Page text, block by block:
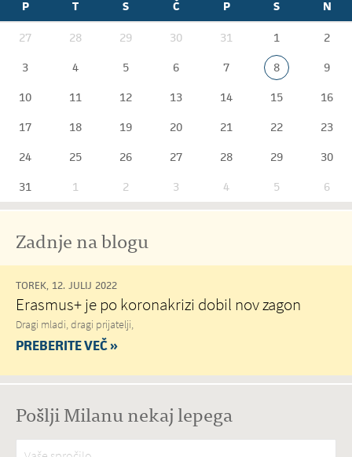
P T S Č P S N
27 28 29 30 31 1
2
3
4 5 6 7 8
9
10
11 12 13 14 15
16
17
18 19 20 21 22
23
24
25 26 27 28 29
30
31
1 2 3 4 5 6
Zadnje na blogu
TOREK, 12. JULIJ 2022
Erasmus+ je po koronakrizi dobil nov zagon
Dragi mladi, dragi prijatelji,
PREBERITE VEČ »
Pošlji Milanu nekaj lepega
Vaše spročilo*